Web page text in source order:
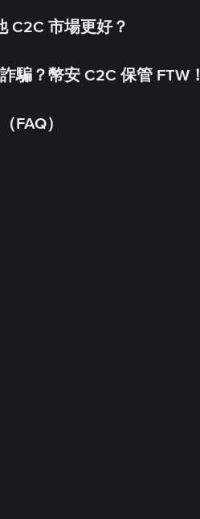
C2C 市場更好？
騙？幣安 C2C 保管 FTW！
FAQ）